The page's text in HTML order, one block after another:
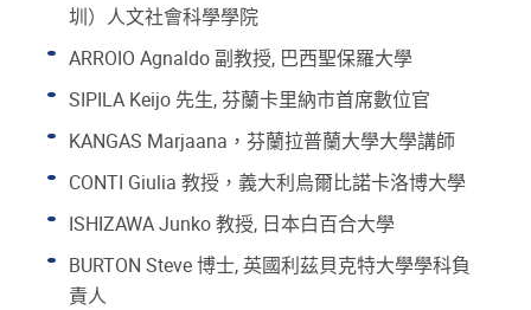
圳）人文社會科學學院
ARROIO Agnaldo 副教授, 巴西聖保羅大學
SIPILA Keijo 先生, 芬蘭卡里納市首席數位官
KANGAS Marjaana，芬蘭拉普蘭大學大學講師
CONTI Giulia 教授，義大利烏爾比諾卡洛博大學
ISHIZAWA Junko 教授, 日本白百合大學
BURTON Steve 博士, 英國利茲貝克特大學學科負
責人